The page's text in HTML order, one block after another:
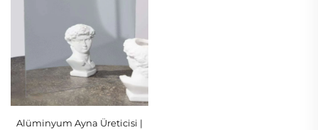
Alüminyum Ayna Üreticisi |